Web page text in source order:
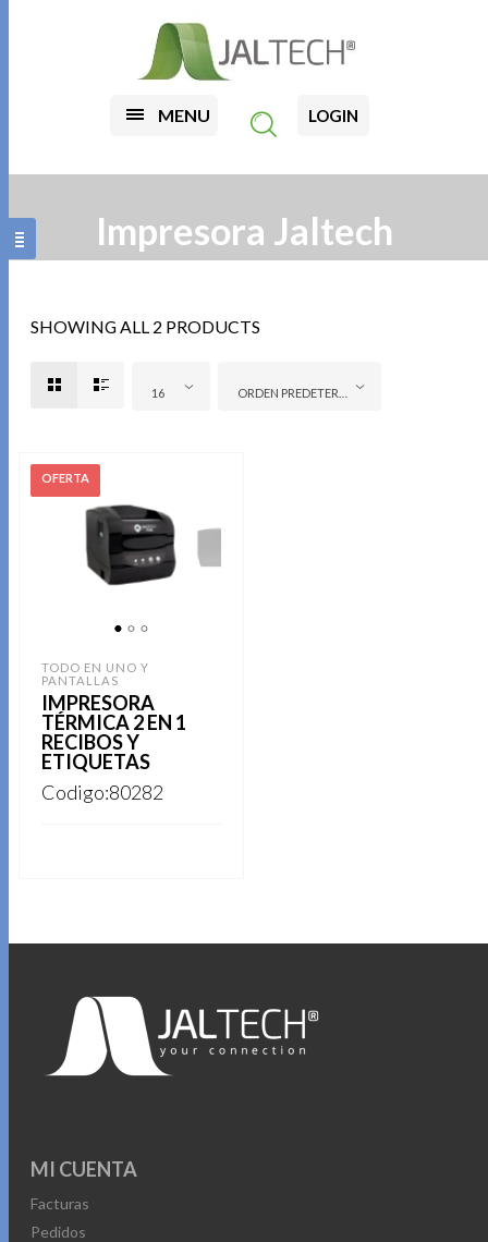
MENU LOGIN
Impresora Jaltech
SHOWING ALL 2 PRODUCTS
16
TODO EN UNO Y
PANTALLAS
IMPRESORA
TÉRMICA 2 EN 1
RECIBOS Y
ETIQUETAS
Codigo:80282
MI CUENTA
Facturas
Pedidos